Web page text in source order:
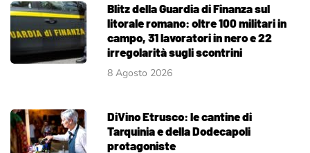
Blitz della Guardia di Finanza sul
litorale romano: oltre 100 militari in
campo, 31 lavoratori in nero e 22
irregolarità sugli scontrini
8 Agosto 2026
DiVino Etrusco: le cantine di
Tarquinia e della Dodecapoli
protagoniste